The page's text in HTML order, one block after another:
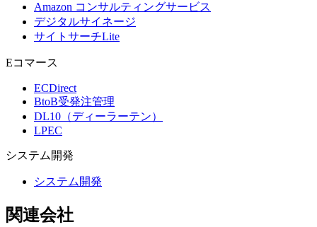
Amazon コンサルティングサービス
デジタルサイネージ
サイトサーチLite
Eコマース
ECDirect
BtoB受発注管理
DL10（ディーラーテン）
LPEC
システム 開発
システム開発
関連会社